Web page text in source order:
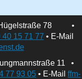
78 •
40 15 71 77 • E-Mail
11 •
77 93 05 • E-Mail ffm-